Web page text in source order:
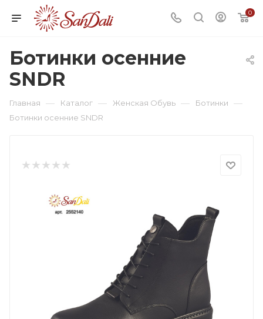
0
Ботинки осенние
SNDR
Главная — Каталог — Женская Обувь — Ботинки —
Ботинки осенние SNDR